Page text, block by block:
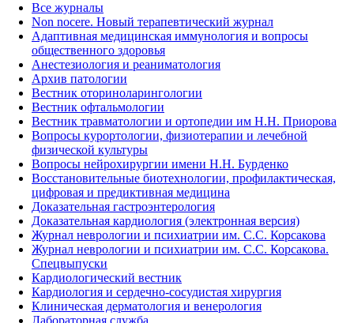
Все журналы
Non nocere. Новый терапевтический журнал
Адаптивная медицинская иммунология и вопросы
общественного здоровья
Анестезиология и реаниматология
Архив патологии
Вестник оториноларингологии
Вестник офтальмологии
Вестник травматологии и ортопедии им Н.Н. Приорова
Вопросы курортологии, физиотерапии и лечебной
физической культуры
Вопросы нейрохирургии имени Н.Н. Бурденко
Восстановительные биотехнологии, профилактическая,
цифровая и предиктивная медицина
Доказательная гастроэнтерология
Доказательная кардиология (электронная версия)
Журнал неврологии и психиатрии им. С.С. Корсакова
Журнал неврологии и психиатрии им. С.С. Корсакова.
Спецвыпуски
Кардиологический вестник
Кардиология и сердечно-сосудистая хирургия
Клиническая дерматология и венерология
Лабораторная служба